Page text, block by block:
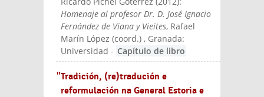
Homenaje al profesor Dr. D. José Ignacio
Fernández de Viana y Vieites, Rafael
Marín López (coord.) , Granada:
Universidad - Capítulo de libro
"Tradición, (re)tradución e
reformulación na General Estoria e